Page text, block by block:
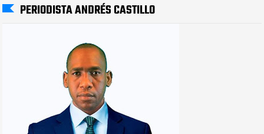
PERIODISTA ANDRÉS CASTILLO